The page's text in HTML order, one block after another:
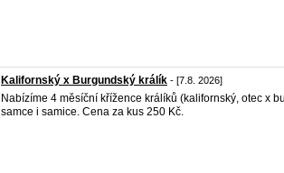
Kalifornský x Burgundský králík - [7.8. 2026]
Nabízíme 4 měsíční křížence králíků (kalifornský, otec x
samce i samice. Cena za kus 250 Kč.